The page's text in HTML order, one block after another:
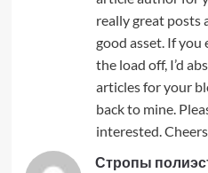
really great posts
good asset. If you
the load off, I’d
articles for your
back to mine.
interested.
Стропы